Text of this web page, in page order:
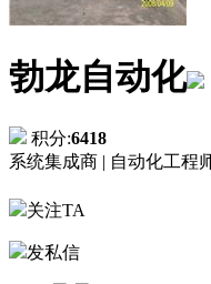
勃龙自动化
积分:6418
系统集成商 | 自动化工程
关注TA
发私信